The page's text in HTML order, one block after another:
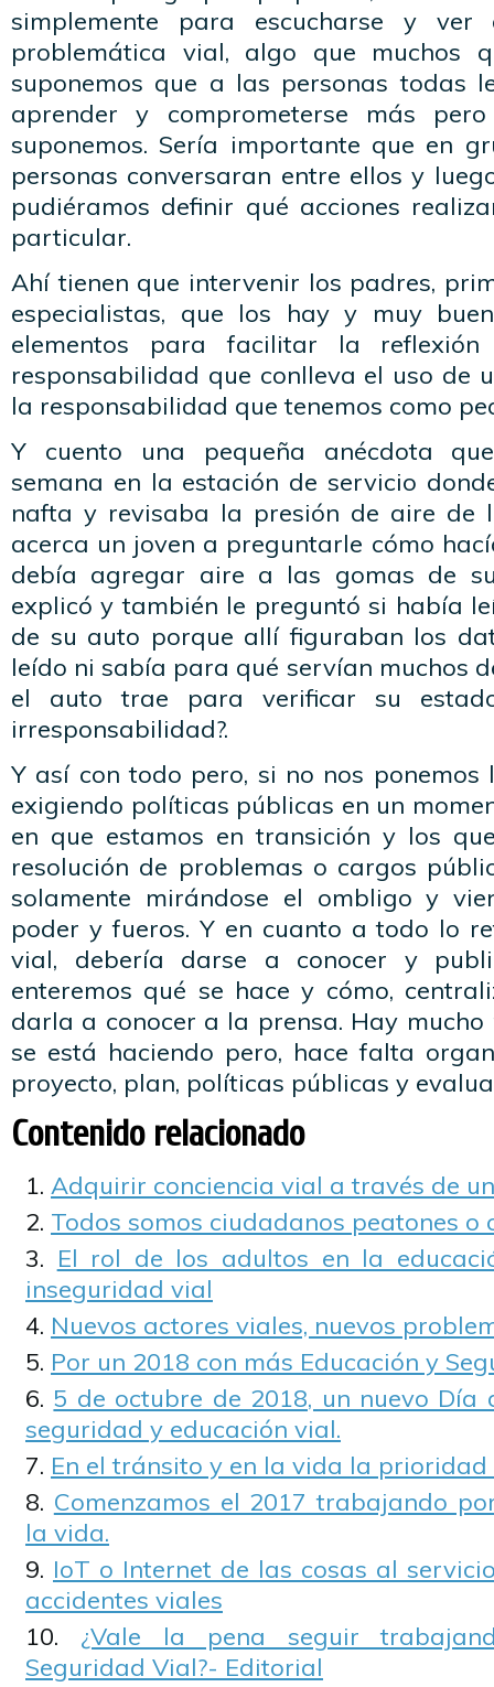
simplemente para escucharse y
problemática vial, algo que muchos
suponemos que a las personas todas
aprender y comprometerse más
suponemos. Sería importante que en
personas conversaran entre ellos y
pudiéramos definir qué acciones
particular.
Ahí tienen que intervenir los padres,
especialistas, que los hay y muy
elementos para facilitar la
responsabilidad que conlleva el uso de
la responsabilidad que tenemos como
Y cuento una pequeña anécdota
semana en la estación de servicio
nafta y revisaba la presión de aire de
acerca un joven a preguntarle cómo
debía agregar aire a las gomas de
explicó y también le preguntó si había
de su auto porque allí figuraban los
leído ni sabía para qué servían muchos
el auto trae para verificar su
irresponsabilidad?.
Y así con todo pero, si no nos ponemos
exigiendo políticas públicas en un
en que estamos en transición y los
resolución de problemas o cargos
solamente mirándose el ombligo y
poder y fueros. Y en cuanto a todo lo
vial, debería darse a conocer y
enteremos qué se hace y cómo,
darla a conocer a la prensa. Hay
se está haciendo pero, hace falta
proyecto, plan, políticas públicas y
Contenido relacionado
Adquirir conciencia vial a través de
Todos somos ciudadanos peatones o
El rol de los adultos en la
inseguridad vial
Nuevos actores viales, nuevos
Por un 2018 con más Educación y
5 de octubre de 2018, un nuevo Día
seguridad y educación vial.
En el tránsito y en la vida la prioridad
Comenzamos el 2017 trabajando
la vida.
IoT o Internet de las cosas al
accidentes viales
¿Vale la pena seguir
Seguridad Vial?- Editorial